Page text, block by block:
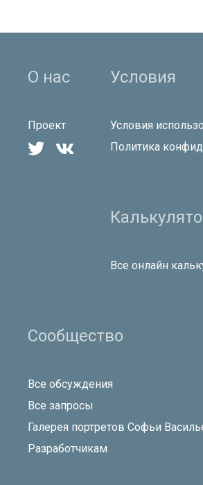
О нас
Проект
 
Условия
Условия
Политика
Все онлайн
Сообщество
Все обсуждения
Все запросы
Галерея портретов Софьи
Разработчикам